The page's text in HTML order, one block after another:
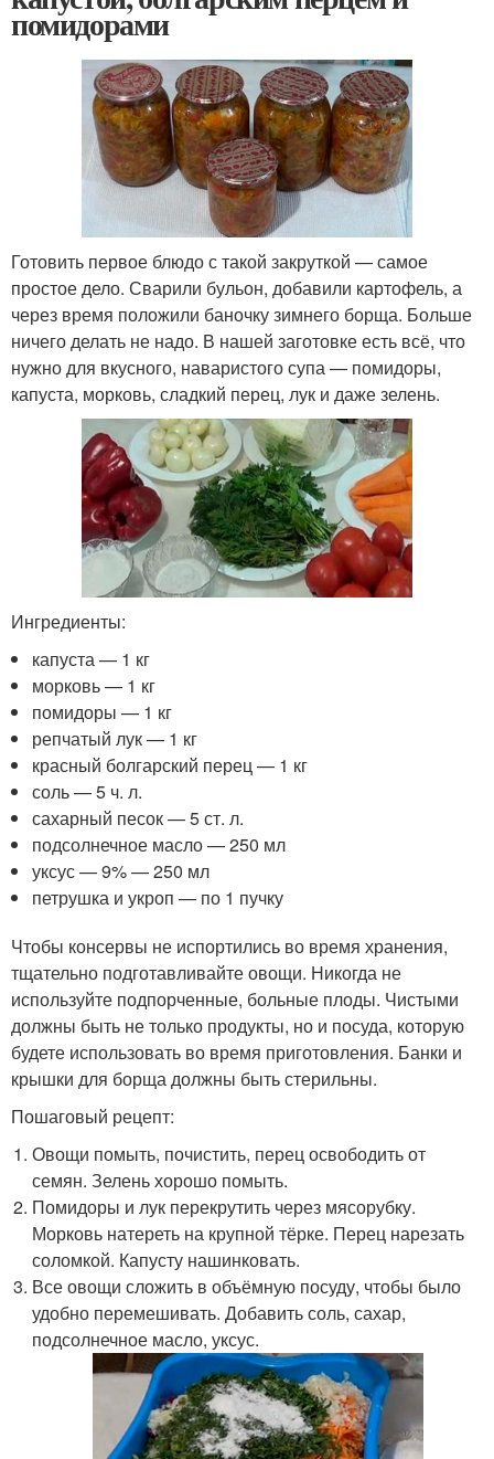
помидорами
Готовить первое блюдо с такой закруткой — самое
простое дело. Сварили бульон, добавили картофель, а
через время положили баночку зимнего борща. Больше
ничего делать не надо. В нашей заготовке есть всё, что
нужно для вкусного, наваристого супа — помидоры,
капуста, морковь, сладкий перец, лук и даже зелень.
Ингредиенты:
капуста — 1 кг
морковь — 1 кг
помидоры — 1 кг
репчатый лук — 1 кг
красный болгарский перец — 1 кг
соль — 5 ч. л.
сахарный песок — 5 ст. л.
подсолнечное масло — 250 мл
уксус — 9% — 250 мл
петрушка и укроп — по 1 пучку
Чтобы консервы не испортились во время хранения,
тщательно подготавливайте овощи. Никогда не
используйте подпорченные, больные плоды. Чистыми
должны быть не только продукты, но и посуда, которую
будете использовать во время приготовления. Банки и
крышки для борща должны быть стерильны.
Пошаговый рецепт:
Овощи помыть, почистить, перец освободить от
семян. Зелень хорошо помыть.
Помидоры и лук перекрутить через мясорубку.
Морковь натереть на крупной тёрке. Перец нарезать
соломкой. Капусту нашинковать.
Все овощи сложить в объёмную посуду, чтобы было
удобно перемешивать. Добавить соль, сахар,
подсолнечное масло, уксус.